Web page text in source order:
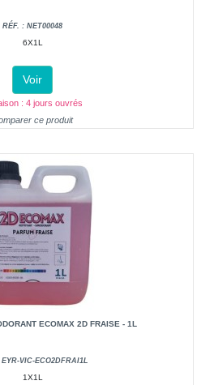
RÉF. : NET00048
6X1L
Voir
: 4 jours ouvrés
ce produit
ECOMAX 2D FRAISE - 1L
VIC-ECO2DFRAI1L
1X1L